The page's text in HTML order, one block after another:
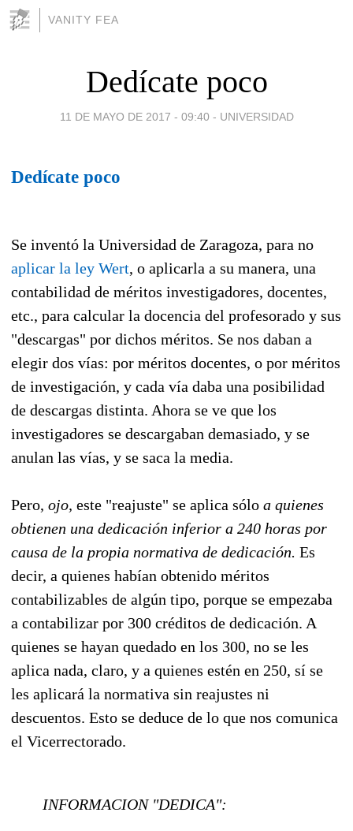
VANITY FEA
Dedícate poco
11 DE MAYO DE 2017 - 09:40 - UNIVERSIDAD
Dedícate poco
Se inventó la Universidad de Zaragoza, para no
aplicar la ley Wert, o aplicarla a su manera, una
contabilidad de méritos investigadores, docentes,
etc., para calcular la docencia del profesorado y sus
"descargas" por dichos méritos. Se nos daban a
elegir dos vías: por méritos docentes, o por méritos
de investigación, y cada vía daba una posibilidad
de descargas distinta. Ahora se ve que los
investigadores se descargaban demasiado, y se
anulan las vías, y se saca la media.
Pero, ojo, este "reajuste" se aplica sólo a quienes
obtienen una dedicación inferior a 240 horas por
causa de la propia normativa de dedicación. Es
decir, a quienes habían obtenido méritos
contabilizables de algún tipo, porque se empezaba
a contabilizar por 300 créditos de dedicación. A
quienes se hayan quedado en los 300, no se les
aplica nada, claro, y a quienes estén en 250, sí se
les aplicará la normativa sin reajustes ni
descuentos. Esto se deduce de lo que nos comunica
el Vicerrectorado.
INFORMACION "DEDICA":